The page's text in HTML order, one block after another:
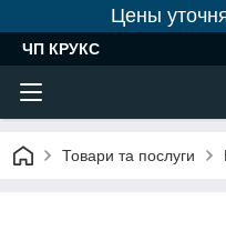
Цены
ЧП КРУКС
Товари та послуги